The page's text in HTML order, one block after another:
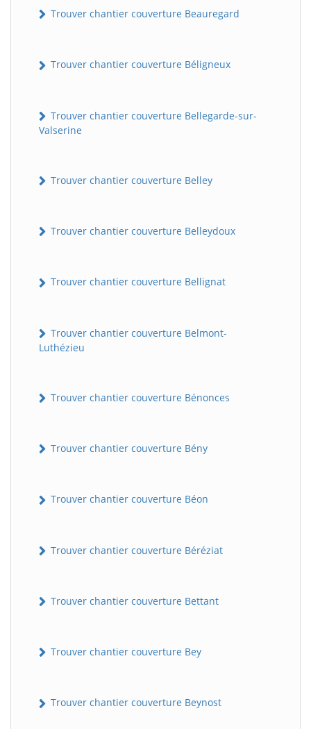
Trouver chantier couverture Beauregard
Trouver chantier couverture Béligneux
Trouver chantier couverture Bellegarde-sur-
Valserine
Trouver chantier couverture Belley
Trouver chantier couverture Belleydoux
Trouver chantier couverture Bellignat
Trouver chantier couverture Belmont-
Luthézieu
Trouver chantier couverture Bénonces
Trouver chantier couverture Bény
Trouver chantier couverture Béon
Trouver chantier couverture Béréziat
Trouver chantier couverture Bettant
Trouver chantier couverture Bey
Trouver chantier couverture Beynost